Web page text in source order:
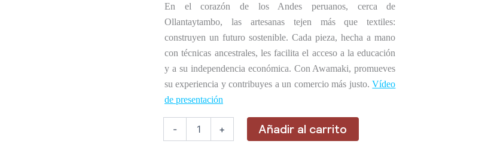
En el corazón de los Andes peruanos, cerca de
Ollantaytambo, las artesanas tejen más que textiles:
construyen un futuro sostenible. Cada pieza, hecha a mano
con técnicas ancestrales, les facilita el acceso a la educación
y a su independencia económica. Con Awamaki, promueves
su experiencia y contribuyes a un comercio más justo.Vídeo
de presentación
- + Añadir al carrito